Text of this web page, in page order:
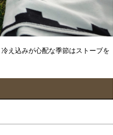
え込みが心配な季節はストーブを